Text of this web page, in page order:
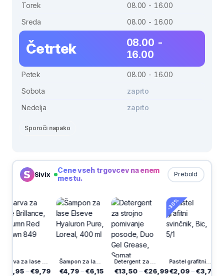
Torek
08.00 - 16.00
Sreda
08.00 - 16.00
Četrtek
08.00 -
16.00
Petek
08.00 - 16.00
Sobota
zaprto
Nedelja
zaprto
Sporoči napako
Sivix Prebold
Cene vseh trgovcev na enem
mestu.
Barva za lase Brillance, Autumn Red Brown 849
€9,79
Šampon za lase Elseve Hyaluron Pure, Loreal, 400 ml
€4,79– €6,15
Detergent za strojno pomivanje posode, Duo Gel Grease, Somat Excellence, 60/1
€13,50– €26,99
-30%
Pastel grafitni svinčnik, Bic, 5/1
€2,09– €3,79